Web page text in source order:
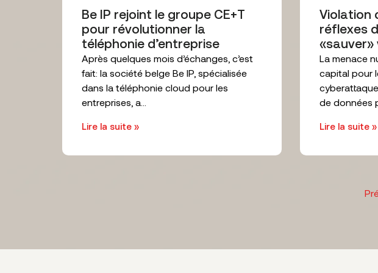
Be IP rejoint le groupe CE+T
pour révolutionner la
téléphonie d’entreprise
Après quelques mois d’échanges, c’est
fait: la société belge Be IP, spécialisée
dans la téléphonie cloud pour les
entreprises, a...
Lire la suite »
Violation
réflexes
La menace
capital pour
de données
Lire la suite »